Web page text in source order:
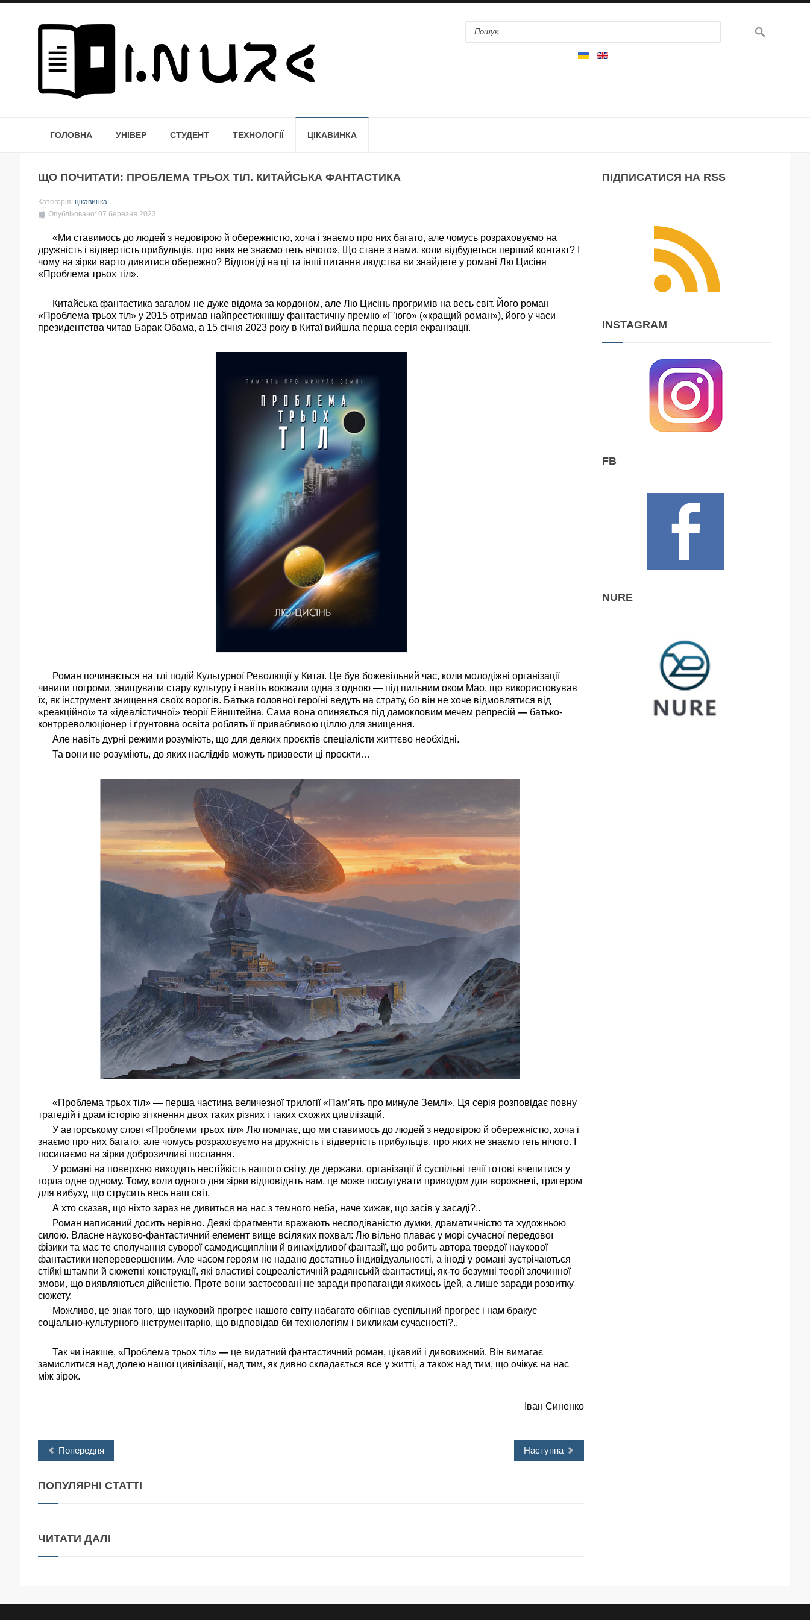
ГОЛОВНА УНІВЕР СТУДЕНТ ТЕХНОЛОГІЇ ЦІКАВИНКА
ЩО ПОЧИТАТИ: ПРОБЛЕМА ТРЬОХ ТІЛ. КИТАЙСЬКА ФАНТАСТИКА
Категорія: цікавинка
Опубліковано: 07 березня 2023
«Ми ставимось до людей з недовірою й обережністю, хоча і знаємо про них багато, але чомусь розраховуємо на
дружність і відвертість прибульців, про яких не знаємо геть нічого». Що стане з нами, коли відбудеться перший контакт? І
чому на зірки варто дивитися обережно? Відповіді на ці та інші питання людства ви знайдете у романі Лю Цисіня
«Проблема трьох тіл».
Китайська фантастика загалом не дуже відома за кордоном, але Лю Цисінь прогримів на весь світ. Його роман
«Проблема трьох тіл» у 2015 отримав найпрестижнішу фантастичну премію «Г’юго» («кращий роман»), його у часи
президентства читав Барак Обама, а 15 січня 2023 року в Китаї вийшла перша серія екранізації.
Роман починається на тлі подій Культурної Революції у Китаї. Це був божевільний час, коли молодіжні організації
чинили погроми, знищували стару культуру і навіть воювали одна з одною — під пильним оком Мао, що використовував
їх, як інструмент знищення своїх ворогів. Батька головної героїні ведуть на страту, бо він не хоче відмовлятися від
«реакційної» та «ідеалістичної» теорії Ейнштейна. Сама вона опиняється під дамокловим мечем репресій — батько-
контрреволюціонер і ґрунтовна освіта роблять її привабливою ціллю для знищення.
Але навіть дурні режими розуміють, що для деяких проєктів спеціалісти життєво необхідні.
Та вони не розуміють, до яких наслідків можуть призвести ці проєкти…
«Проблема трьох тіл» — перша частина величезної трилогії «Пам’ять про минуле Землі». Ця серія розповідає повну
трагедій і драм історію зіткнення двох таких різних і таких схожих цивілізацій.
У авторському слові «Проблеми трьох тіл» Лю помічає, що ми ставимось до людей з недовірою й обережністю, хоча і
знаємо про них багато, але чомусь розраховуємо на дружність і відвертість прибульців, про яких не знаємо геть нічого. І
посилаємо на зірки доброзичливі послання.
У романі на поверхню виходить нестійкість нашого світу, де держави, організації й суспільні течії готові вчепитися у
горла одне одному. Тому, коли одного дня зірки відповідять нам, це може послугувати приводом для ворожнечі, тригером
для вибуху, що струсить весь наш світ.
А хто сказав, що ніхто зараз не дивиться на нас з темного неба, наче хижак, що засів у засаді?..
Роман написаний досить нерівно. Деякі фрагменти вражають несподіваністю думки, драматичністю та художньою
силою. Власне науково-фантастичний елемент вище всіляких похвал: Лю вільно плаває у морі сучасної передової
фізики та має те сполучання суворої самодисципліни й винахідливої фантазії, що робить автора твердої наукової
фантастики неперевершеним. Але часом героям не надано достатньо індивідуальності, а іноді у романі зустрічаються
стійкі штампи й сюжетні конструкції, які властиві соцреалістичній радянській фантастиці, як-то безумні теорії злочинної
змови, що виявляються дійсністю. Проте вони застосовані не заради пропаганди якихось ідей, а лише заради розвитку
сюжету.
Можливо, це знак того, що науковий прогрес нашого світу набагато обігнав суспільний прогрес і нам бракує
соціально-культурного інструментарію, що відповідав би технологіям і викликам сучасності?..
Так чи інакше, «Проблема трьох тіл» — це видатний фантастичний роман, цікавий і дивовижний. Він вимагає
замислитися над долею нашої цивілізації, над тим, як дивно складається все у житті, а також над тим, що очікує на нас
між зірок.
Іван Синенко
Попередня Наступна
ПОПУЛЯРНІ СТАТТІ
ЧИТАТИ ДАЛІ
ПІДПИСАТИСЯ НА RSS
INSTAGRAM
FB
NURE